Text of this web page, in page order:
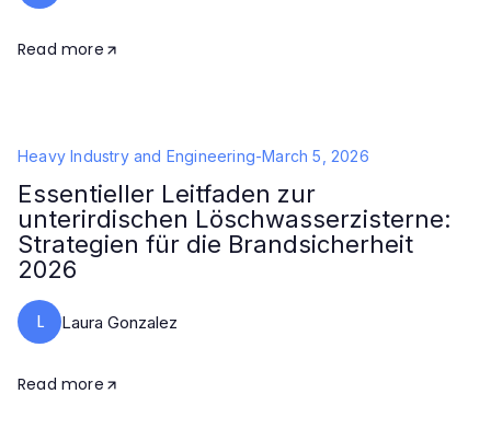
Read more
Heavy Industry and Engineering-March 5, 2026
Essentieller Leitfaden zur
unterirdischen Löschwasserzisterne:
Strategien für die Brandsicherheit
2026
L Laura Gonzalez
Read more